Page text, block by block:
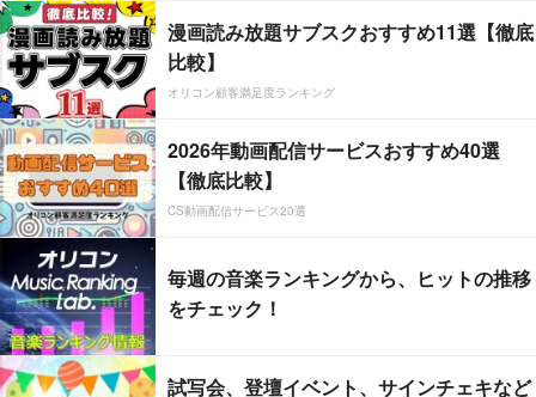
漫画読み放題サブスクおすすめ11選【徹底
比較】
オリコン顧客満足度ランキング
2026年動画配信サービスおすすめ40選
【徹底比較】
CS動画配信サービス20選
毎週の音楽ランキングから、ヒットの推移
をチェック！
試写会、登壇イベント、サインチェキなど